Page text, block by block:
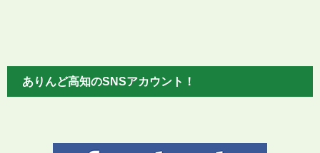
ありんど高知のSNSアカウント！